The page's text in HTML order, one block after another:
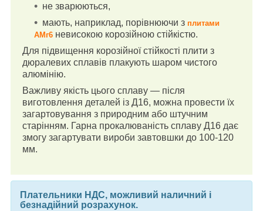
не зварюються,
мають, наприклад, порівнюючи з плитами
АМг6 невисокою корозійною стійкістю.
Для підвищення корозійної стійкості плити з
дюралевих сплавів плакують шаром чистого
алюмінію.
Важливу якість цього сплаву — після
виготовлення деталей із Д16, можна провести їх
загартовування з природним або штучним
старінням. Гарна прокалюваність сплаву Д16 дає
змогу загартувати вироби завтовшки до 100-120
мм.
Плательники НДС, можливий наличний і
безнадійний розрахунок.